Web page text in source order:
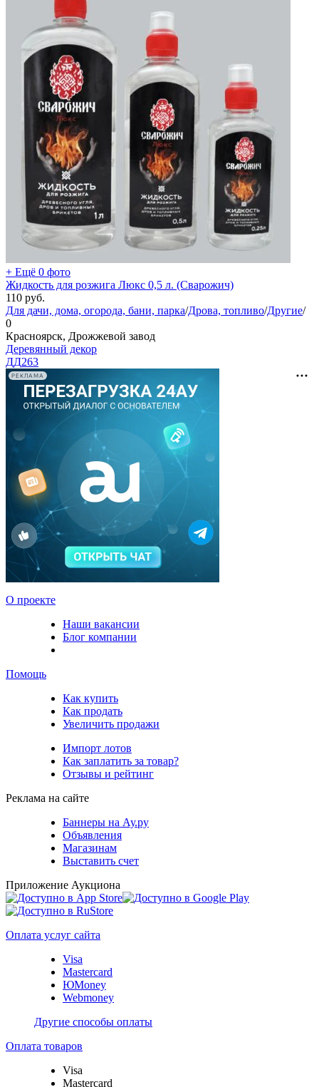
+ Ещё 0 фото
Жидкость для розжига Люкс 0,5 л. (Сварожич)
110 руб.
Для дачи, дома, огорода, бани, парка/Дрова, топливо/Другие/
0
Красноярск, Дрожжевой завод
Деревянный декор
ДД263
РЕКЛАМА
О проекте
Наши вакансии
Блог компании
Помощь
Как купить
Как продать
Увеличить продажи
Импорт лотов
Как заплатить за товар?
Отзывы и рейтинг
Реклама на сайте
Баннеры на Ау.ру
Объявления
Магазинам
Выставить счет
Приложение Аукциона
Оплата услуг сайта
Visa
Mastercard
ЮMoney
Webmoney
Другие способы оплаты
Оплата товаров
Visa
Mastercard